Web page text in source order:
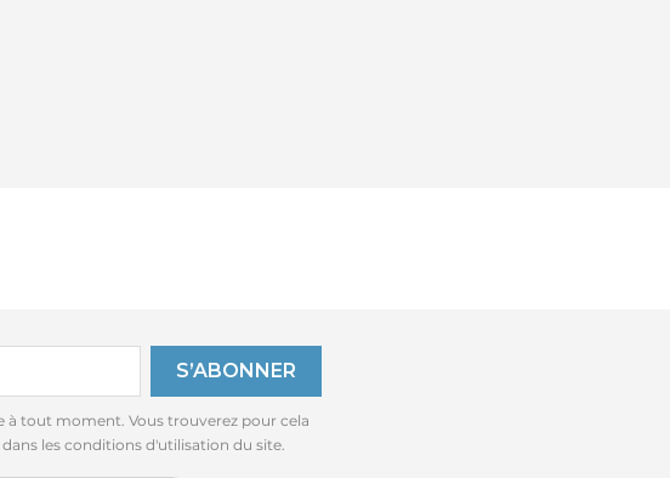
à tout moment. Vous trouverez pour cela
les conditions d'utilisation du site.